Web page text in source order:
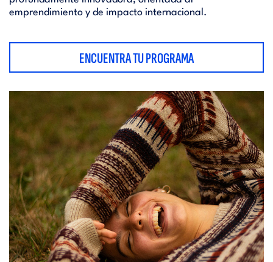
emprendimiento y de impacto internacional.
ENCUENTRA TU PROGRAMA